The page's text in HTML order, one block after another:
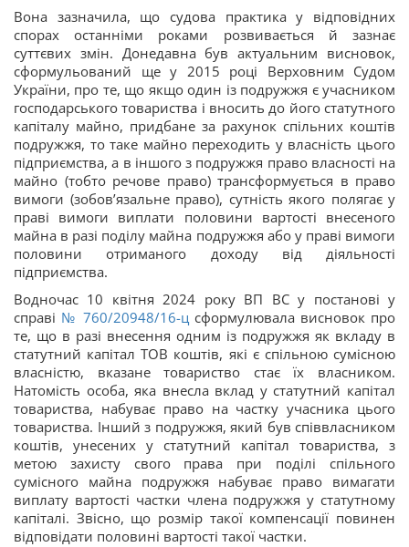
Вона зазначила, що судова практика у відповідних
спорах останніми роками розвивається й зазнає
суттєвих змін. Донедавна був актуальним висновок,
сформульований ще у 2015 році Верховним Судом
України, про те, що якщо один із подружжя є учасником
господарського товариства і вносить до його статутного
капіталу майно, придбане за рахунок спільних коштів
подружжя, то таке майно переходить у власність цього
підприємства, а в іншого з подружжя право власності на
майно (тобто речове право) трансформується в право
вимоги (зобов’язальне право), сутність якого полягає у
праві вимоги виплати половини вартості внесеного
майна в разі поділу майна подружжя або у праві вимоги
половини отриманого доходу від діяльності
підприємства.
Водночас 10 квітня 2024 року ВП ВС у постанові у
справі № 760/20948/16-цсформулювала висновок про
те, що в разі внесення одним із подружжя як вкладу в
статутний капітал ТОВ коштів, які є спільною сумісною
власністю, вказане товариство стає їх власником.
Натомість особа, яка внесла вклад у статутний капітал
товариства, набуває право на частку учасника цього
товариства. Інший з подружжя, який був співвласником
коштів, унесених у статутний капітал товариства, з
метою захисту свого права при поділі спільного
сумісного майна подружжя набуває право вимагати
виплату вартості частки члена подружжя у статутному
капіталі. Звісно, що розмір такої компенсації повинен
відповідати половині вартості такої частки.